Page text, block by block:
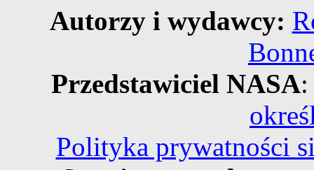
Autorzy i wydawcy:
Przedstawiciel NASA
Polityka prywatności